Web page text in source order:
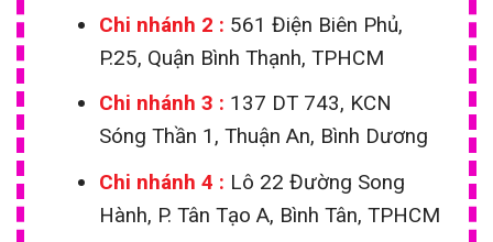
Chi nhánh 2 : 561 Điện Biên Phủ,
P.25, Quận Bình Thạnh, TPHCM
Chi nhánh 3 : 137 DT 743, KCN
Sóng Thần 1, Thuận An, Bình Dương
Chi nhánh 4 : Lô 22 Đường Song
Hành, P. Tân Tạo A, Bình Tân, TPHCM